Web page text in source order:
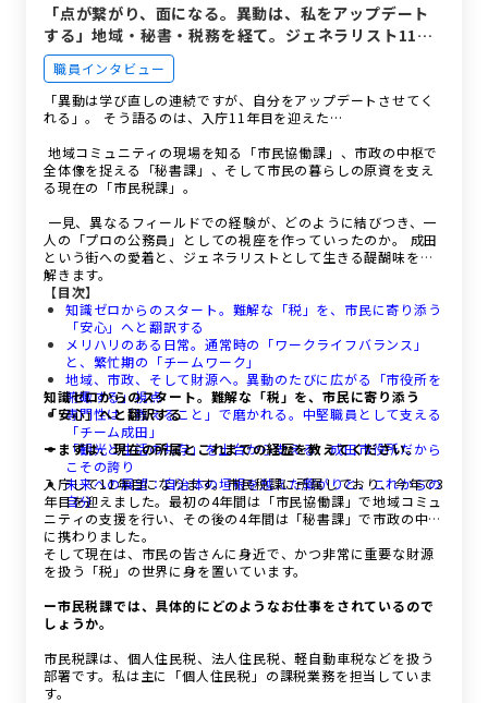
「点が繋がり、面になる。異動は、私をアップデート
する」地域・秘書・税務を経て。ジェネラリスト11年
目の等身大。
職員インタビュー
「異動は学び直しの連続ですが、自分をアップデートさせてく
れる」。 そう語るのは、入庁11年目を迎えた…
地域コミュニティの現場を知る「市民協働課」、市政の中枢で
全体像を捉える「秘書課」、そして市民の暮らしの原資を支え
る現在の「市民税課」。
一見、異なるフィールドでの経験が、どのように結びつき、一
人の「プロの公務員」としての視座を作っていったのか。 成田
という街への愛着と、ジェネラリストとして生きる醍醐味を紐
解きます。
【目次】
知識ゼロからのスタート。難解な「税」を、市民に寄り添う
「安心」へと翻訳する
メリハリのある日常。通常時の「ワークライフバランス」
と、繁忙期の「チームワーク」
地域、市政、そして財源へ。異動のたびに広がる「市役所を
俯瞰する」視点
専門性は「教えること」で磨かれる。中堅職員として支える
「チーム成田」
「観光と生活の共存」を土台から支える、成田市役所だから
こその誇り
未来への展望：自治体の垣根を越えた繋がりと、これからの
自分
知識ゼロからのスタート。難解な「税」を、市民に寄り添う
「安心」へと翻訳する
ーまずは、現在の所属とこれまでの経歴を教えてください。
入庁して11年目になります。市民税課に所属しており、今年で3
年目を迎えました。最初の4年間は「市民協働課」で地域コミュ
ニティの支援を行い、その後の4年間は「秘書課」で市政の中枢
に携わりました。
そして現在は、市民の皆さんに身近で、かつ非常に重要な財源
を扱う「税」の世界に身を置いています。
ー市民税課では、具体的にどのようなお仕事をされているので
しょうか。
市民税課は、個人住民税、法人住民税、軽自動車税などを扱う
部署です。私は主に「個人住民税」の課税業務を担当していま
す。